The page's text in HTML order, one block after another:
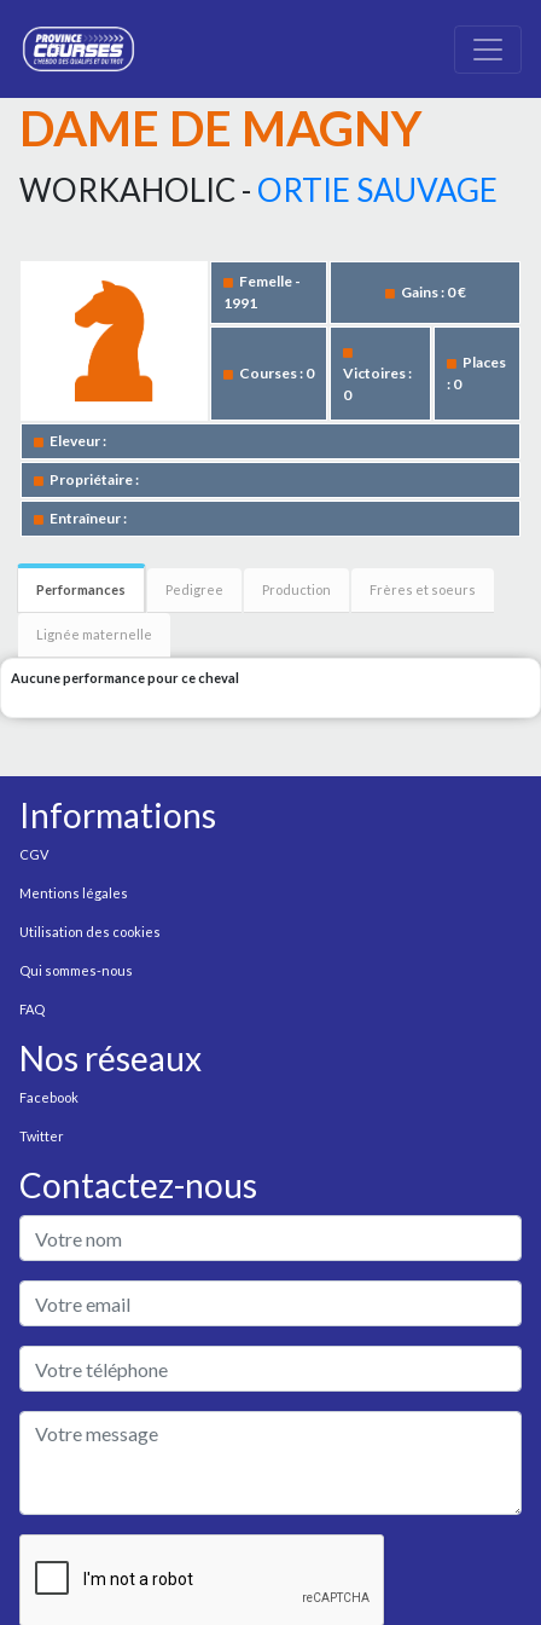
DAME DE MAGNY
WORKAHOLIC - ORTIE SAUVAGE
Femelle -
1991
Gains : 0 €
Courses : 0
Victoires :
0
Places
: 0
Eleveur :
Propriétaire :
Entraîneur :
Performances Pedigree Production Frères et soeurs
Lignée maternelle
Aucune performance pour ce cheval
Informations
CGV
Mentions légales
Utilisation des cookies
Qui sommes-nous
FAQ
Nos réseaux
Facebook
Twitter
Contactez-nous